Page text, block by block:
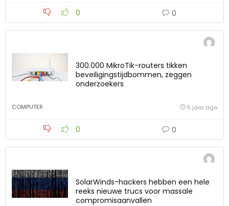
0 0
300.000 MikroTik-routers tikken
beveiligingstijdbommen, zeggen
onderzoekers
COMPUTER 5 jaar ago
0 0
SolarWinds-hackers hebben een hele
reeks nieuwe trucs voor massale
compromisaanvallen